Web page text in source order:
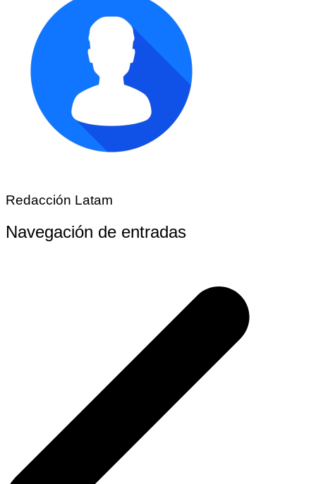
Redacción Latam
Navegación de entradas